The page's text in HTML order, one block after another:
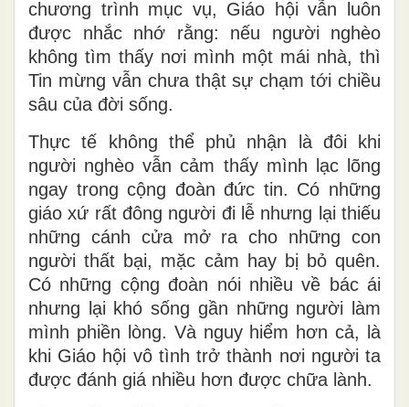
chương trình mục vụ, Giáo hội vẫn luôn
được nhắc nhớ rằng: nếu người nghèo
không tìm thấy nơi mình một mái nhà, thì
Tin mừng vẫn chưa thật sự chạm tới chiều
sâu của đời sống.
Thực tế không thể phủ nhận là đôi khi
người nghèo vẫn cảm thấy mình lạc lõng
ngay trong cộng đoàn đức tin. Có những
giáo xứ rất đông người đi lễ nhưng lại thiếu
những cánh cửa mở ra cho những con
người thất bại, mặc cảm hay bị bỏ quên.
Có những cộng đoàn nói nhiều về bác ái
nhưng lại khó sống gần những người làm
mình phiền lòng. Và nguy hiểm hơn cả, là
khi Giáo hội vô tình trở thành nơi người ta
được đánh giá nhiều hơn được chữa lành.